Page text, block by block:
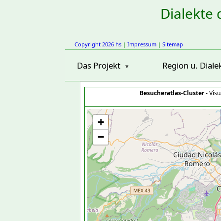
Dialekte
Copyright 2026 hs | Impressum | Sitemap
Das Projekt Region u.
Besucheratlas-Cluster-
+
−